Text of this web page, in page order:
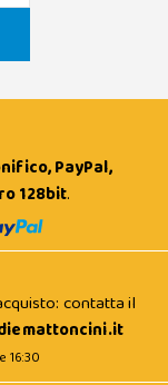
PayPal,
128bit.
contatta il
16:30